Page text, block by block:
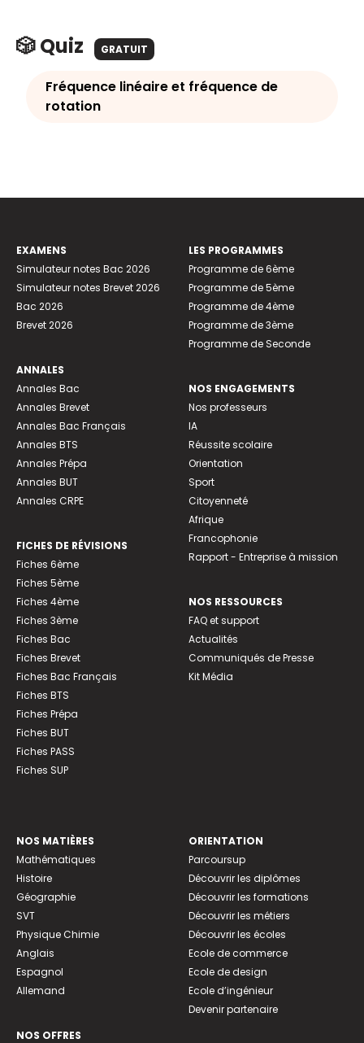
🎲 Quiz GRATUIT
Fréquence linéaire et fréquence de
rotation
EXAMENS
Simulateur notes Bac 2026
Simulateur notes Brevet 2026
Bac 2026
Brevet 2026
ANNALES
Annales Bac
Annales Brevet
Annales Bac Français
Annales BTS
Annales Prépa
Annales BUT
Annales CRPE
FICHES DE RÉVISIONS
Fiches 6ème
Fiches 5ème
Fiches 4ème
Fiches 3ème
Fiches Bac
Fiches Brevet
Fiches Bac Français
Fiches BTS
Fiches Prépa
Fiches BUT
Fiches PASS
Fiches SUP
LES PROGRAMMES
Programme de 6ème
Programme de 5ème
Programme de 4ème
Programme de 3ème
Programme de Seconde
NOS ENGAGEMENTS
Nos professeurs
IA
Réussite scolaire
Orientation
Sport
Citoyenneté
Afrique
Francophonie
Rapport - Entreprise à mission
NOS RESSOURCES
FAQ et support
Actualités
Communiqués de Presse
Kit Média
NOS MATIÈRES
Mathématiques
Histoire
Géographie
SVT
Physique Chimie
Anglais
Espagnol
Allemand
NOS OFFRES
ORIENTATION
Parcoursup
Découvrir les diplômes
Découvrir les formations
Découvrir les métiers
Découvrir les écoles
Ecole de commerce
Ecole de design
Ecole d’ingénieur
Devenir partenaire